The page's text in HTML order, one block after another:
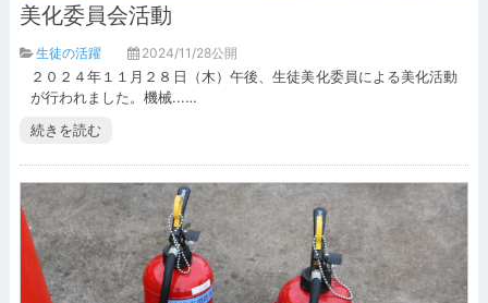
美化委員会活動
生徒の活躍
2024/11/28公開
２０２４年１１月２８日（木）午後、生徒美化委員による美化活動
が行われました。機械...…
続きを読む